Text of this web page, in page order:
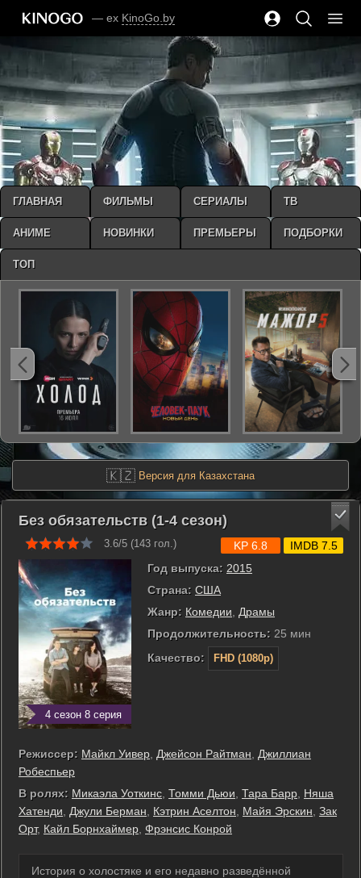
— ex KinoGo.by
🇰🇿 Версия для Казахстана
Без обязательств (1-4 сезон)
3.6/5 (143 гол.)
4 сезон 8 серия
Год выпуска: 2015
Страна: США
Жанр: Комедии
Драмы
Продолжительность: 25 мин
Качество:
FHD (1080p)
KP 6.8 IMDB 7.5
Режиссер: Майкл Уивер Джейсон Райтман
Джиллиан
Робеспьер
В ролях: Микаэла Уоткинс Томми Дьюи Тара Барр Няша
Хатенди
Джули Берман Кэтрин Аселтон Майя Эрскин Зак
Орт, Кайл Борнхаймер Фрэнсис Конрой
История о холостяке и его недавно разведённой
ГЛАВНАЯ ФИЛЬМЫ СЕРИАЛЫ ТВ
АНИМЕ НОВИНКИ ПРЕМЬЕРЫ ПОДБОРКИ
ТОП